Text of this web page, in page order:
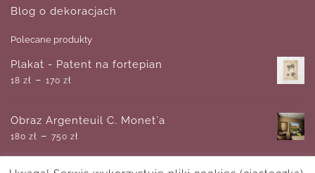
Blog o dekoracjach
Polecane produkty
Plakat - Patent na fortepian
18 zł – 170 zł
Obraz Argenteuil C. Monet`a
180 zł – 750 zł